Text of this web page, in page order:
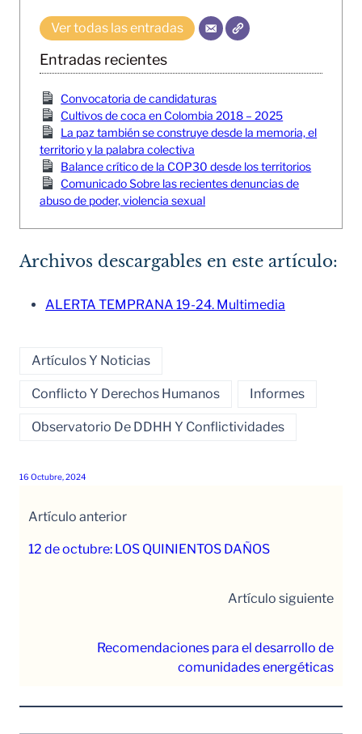
Ver todas las entradas
Entradas recientes
Convocatoria de candidaturas
Cultivos de coca en Colombia 2018 – 2025
La paz también se construye desde la memoria, el
territorio y la palabra colectiva
Balance crítico de la COP30 desde los territorios
Comunicado Sobre las recientes denuncias de
abuso de poder, violencia sexual
Archivos descargables en este artículo:
ALERTA TEMPRANA 19-24. Multimedia
Artículos Y Noticias
Conflicto Y Derechos Humanos Informes
Observatorio De DDHH Y Conflictividades
16 Octubre, 2024
Artículo anterior
12 de octubre: LOS QUINIENTOS DAÑOS
Artículo siguiente
Recomendaciones para el desarrollo de
comunidades energéticas